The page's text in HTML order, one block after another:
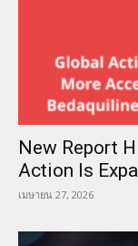
New Report
Action Is
เมษายน 27, 2026